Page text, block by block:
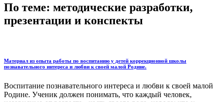
По теме: методические разработки,
презентации и конспекты
Материал из опыта работы по воспитанию у детей коррекционной школы
познавательного интереса и любви к своей малой Родине.
Воспи­тание познавательного интереса и любви к своей малой
Родине. Ученик должен понимать, что каждый человек,